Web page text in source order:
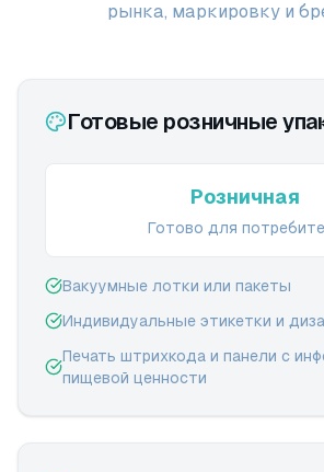
рынка, маркировку и
Готовые розничные
Розничная
Готово для
Вакуумные лотки или пакеты
Индивидуальные этикетки и
Печать штрихкода и панели с
пищевой ценности